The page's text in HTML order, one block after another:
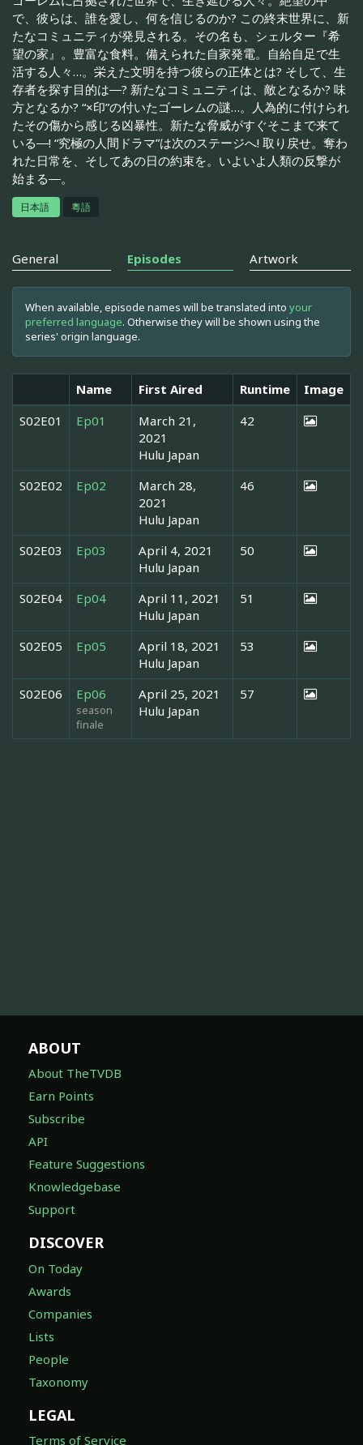
で、彼らは、誰を愛し、何を信じるのか? この終末世界に、新
たなコミュニティが発見される。その名も、シェルター『希
望の家』。豊富な食料。備えられた自家発電。自給自足で生
活する人々…。栄えた文明を持つ彼らの正体とは? そして、生
存者を探す目的は―? 新たなコミュニティは、敵となるか? 味
方となるか? “×印”の付いたゴーレムの謎…。人為的に付けられ
たその傷から感じる凶暴性。新たな脅威がすぐそこまで来て
いる―! “究極の人間ドラマ”は次のステージへ! 取り戻せ。奪わ
れた日常を、そしてあの日の約束を。いよいよ人類の反撃が
始まる―。
日本語 粵語
General Episodes Artwork
When available, episode names will be translated into your
preferred language. Otherwise they will be shown using the
series' origin language.
Name First Aired Runtime
Image
S02E01
Ep01
March 21,
2021
Hulu Japan
42
S02E02 Ep02
March 28,
2021
Hulu Japan
46
S02E03 Ep03
April 4, 2021
Hulu Japan
50
S02E04 Ep04
April 11, 2021
Hulu Japan
51
S02E05 Ep05
April 18, 2021
Hulu Japan
53
S02E06 Ep06
season
finale
April 25, 2021
Hulu Japan
57
ABOUT
About TheTVDB
Earn Points
Subscribe
API
Feature Suggestions
Knowledgebase
Support
DISCOVER
On Today
Awards
Companies
Lists
People
Taxonomy
LEGAL
Terms of Service